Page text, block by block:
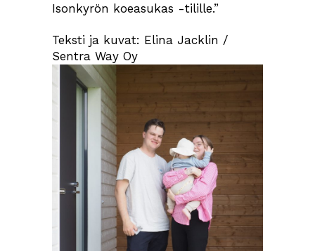
Isonkyrön koeasukas -tilille.”
Teksti ja kuvat: Elina Jacklin /
Sentra Way Oy